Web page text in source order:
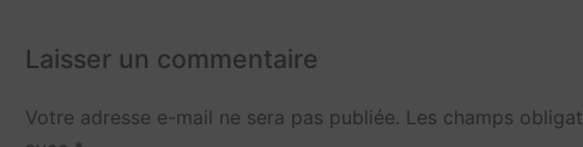
Laisser un commentaire
Votre adresse e-mail ne sera pas publiée. Les champs